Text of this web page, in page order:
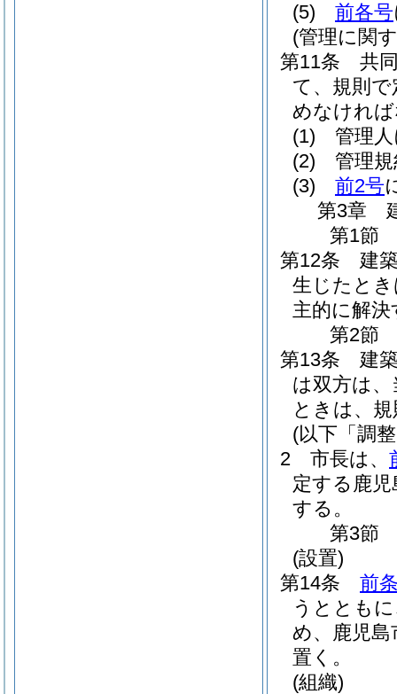
(5)
前各号
(管理に関
第11条
共
て、規則
めなけれ
(1)
管理
(2)
管理
(3)
前2号
第3章
第1節
第12条
建
生じたと
主的に解
第2節
第13条
建
は双方は
ときは、
(以下「調
2
市長は、
定する鹿
する。
第3節
(設置)
第14条
前
うととも
め、鹿児島
置く。
(組織)